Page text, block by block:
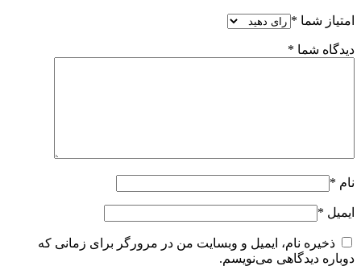
امتیاز شما *
دیدگاه شما *
نام *
ایمیل *
ذخیره نام، ایمیل و وبسایت من در مرورگر برای زمانی که
دوباره دیدگاهی می‌نویسم.